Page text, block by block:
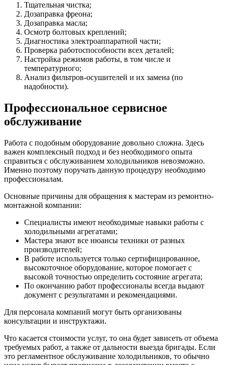
Тщательная чистка;
Дозаправка фреона;
Дозаправка масла;
Осмотр болтовых креплений;
Диагностика электроаппаратной части;
Проверка работоспособности всех деталей;
Настройка режимов работы, в том числе и
температурного;
Анализ фильтров-осушителей и их замена (по
надобности).
Профессиональное сервисное
обслуживание
Работа с подобным оборудование довольно сложна. Здесь
важен комплексный подход и без необходимого опыта
справиться с обслуживанием холодильников невозможно.
Именно поэтому поручать данную процедуру необходимо
профессионалам.
Основные причины для обращения к мастерам из ремонтно-
монтажной компании:
Специалисты имеют необходимые навыки работы с
холодильными агрегатами;
Мастера знают все нюансы техники от разных
производителей;
В работе используется только сертифицированное,
высокоточное оборудование, которое помогает с
высокой точностью определить состояние агрегата;
По окончанию работ профессионалы всегда выдают
документ с результатами и рекомендациями.
Для персонала компаний могут быть организованы
консультации и инструктажи.
Что касается стоимости услуг, то она будет зависеть от объема
требуемых работ, а также от дальности выезда бригады. Если
это регламентное обслуживание холодильников, то обычно